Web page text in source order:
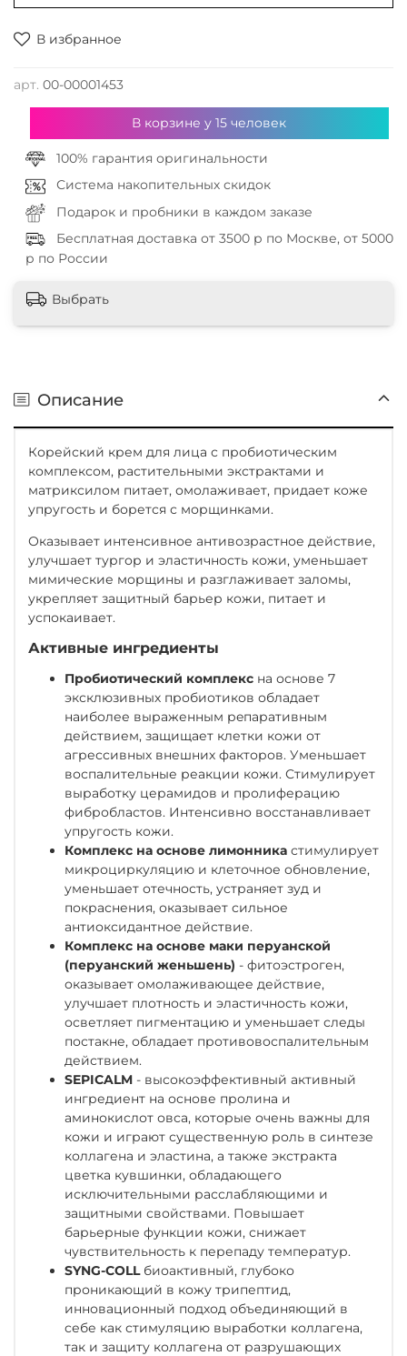
В избранное
арт. 00-00001453
В корзине у15 человек
100% гарантия оригинальности
Система накопительных скидок
Подарок и пробники в каждом заказе
Бесплатная доставка от 3500 р по Москве, от 5000
р по России
Выбрать
Описание
Корейский крем для лица с пробиотическим
комплексом, растительными экстрактами и
матриксилом питает, омолаживает, придает коже
упругость и борется с морщинками.
Оказывает интенсивное антивозрастное действие,
улучшает тургор и эластичность кожи, уменьшает
мимические морщины и разглаживает заломы,
укрепляет защитный барьер кожи, питает и
успокаивает.
Активные ингредиенты
Пробиотический комплекс на основе 7
эксклюзивных пробиотиков обладает
наиболее выраженным рeпаративным
действием, защищает клетки кожи от
агрессивных внешних факторов. Уменьшает
воспалительные реакции кожи. Стимулирует
выработку церамидов и пролиферацию
фибробластов. Интенсивно восстанавливает
упругость кожи.
Комплекс на основе лимонника стимулирует
микроциркуляцию и клеточное обновление,
уменьшает отечность, устраняет зуд и
покраснения, оказывает сильное
антиоксидантное действие.
Комплекс на основе маки перуанской
(перуанский женьшень) - фитоэстроген,
оказывает омолаживающее действие,
улучшает плотность и эластичность кожи,
осветляет пигментацию и уменьшает следы
постакне, обладает противовоспалительным
действием.
SEPICALM - высокоэффективный активный
ингредиент на основе пролина и
аминокислот овса, которые очень важны для
кожи и играют существенную роль в синтезе
коллагена и эластина, а также экстракта
цветка кувшинки, обладающего
исключительными расслабляющими и
защитными свойствами. Повышает
барьерные функции кожи, снижает
чувствительность к перепаду температур.
SYNG-COLL биоактивный, глубоко
проникающий в кожу трипептид,
инновационный подход объединяющий в
себе как стимуляцию выработки коллагена,
так и защиту коллагена от разрушающих